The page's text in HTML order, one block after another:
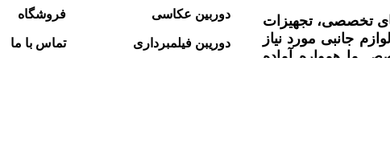
تخصصی، تجهیزات
جانبی مورد نیاز
ما همواره آماده
دوربین عکاسی
دوریبن فیلمبرداری
فروشگاه
تماس با ما